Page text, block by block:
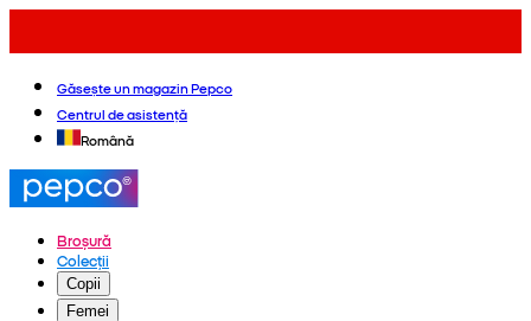
Găsește un magazin Pepco
Centrul de asistență
Română
Broșură
Colecții
Copii
Femei